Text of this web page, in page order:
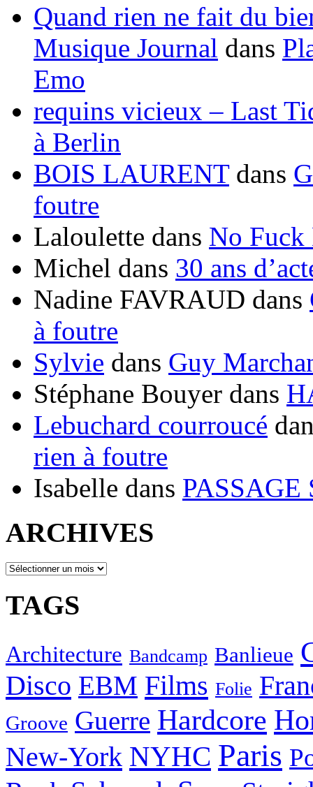
Quand rien ne fait du
Musique Journal dans
Emo
requins vicieux – Last
à Berlin
BOIS LAURENTdans
foutre
Laloulette dans No Fuck
Michel dans 30 ans
Nadine FAVRAUD dans
à foutre
Sylvie dans Guy
Stéphane Bouyer dans
Lebuchard courroucé
rien à foutre
Isabelle dans PASSAGE
ARCHIVES
ARCHIVES
TAGS
Architecture Bandcamp Banlieue
Disco EBM Films Folie
Groove Guerre Hardcore
New-York NYHC Paris